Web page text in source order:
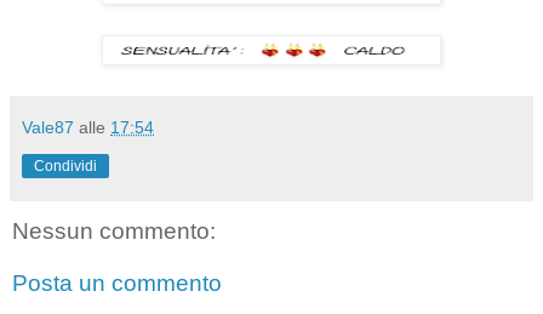
Vale87 alle 17:54
Condividi
Nessun commento:
Posta un commento